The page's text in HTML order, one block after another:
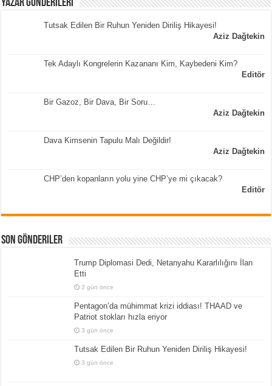
Yazar Gönderileri
Tutsak Edilen Bir Ruhun Yeniden Diriliş Hikayesi!
Aziz Dağtekin
Tek Adaylı Kongrelerin Kazananı Kim, Kaybedeni Kim?
Editör
Bir Gazoz, Bir Dava, Bir Soru…
Aziz Dağtekin
Dava Kimsenin Tapulu Malı Değildir!
Aziz Dağtekin
CHP’den kopanların yolu yine CHP’ye mi çıkacak?
Editör
Son Gönderiler
Trump Diplomasi Dedi, Netanyahu Kararlılığını İlan
Etti
2 gün önce
Pentagon’da mühimmat krizi iddiası! THAAD ve
Patriot stokları hızla eriyor
3 gün önce
Tutsak Edilen Bir Ruhun Yeniden Diriliş Hikayesi!
3 gün önce